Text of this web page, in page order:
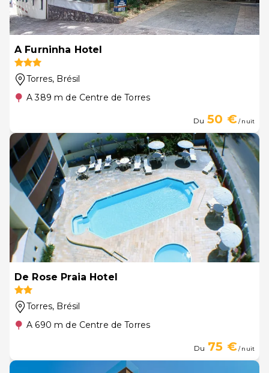
A Furninha Hotel
Torres, Brésil
A 389 m de Centre de Torres
Du 50 €/ nuit
De Rose Praia Hotel
Torres, Brésil
A 690 m de Centre de Torres
Du 75 €/ nuit